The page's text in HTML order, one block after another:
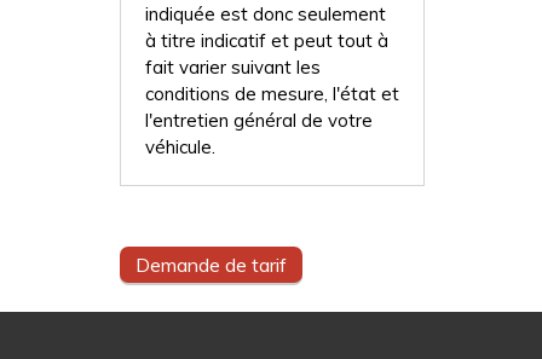
indiquée est donc seulement
à titre indicatif et peut tout à
fait varier suivant les
conditions de mesure, l'état et
l'entretien général de votre
véhicule.
Demande de tarif